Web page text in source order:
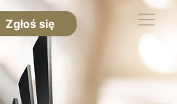
Zgłoś się